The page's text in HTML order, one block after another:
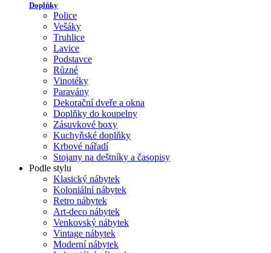
Doplňky
Police
Vešáky
Truhlice
Lavice
Podstavce
Různé
Vinotéky
Paravány
Dekorační dveře a okna
Doplňky do koupelny
Zásuvkové boxy
Kuchyňské doplňky
Krbové nářadí
Stojany na deštníky a časopisy
Podle stylu
Klasický nábytek
Koloniální nábytek
Retro nábytek
Art-deco nábytek
Venkovský nábytek
Vintage nábytek
Moderní nábytek